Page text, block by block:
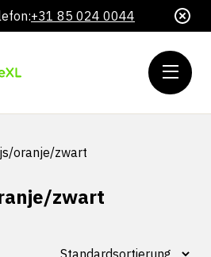
+31 85 024 0044
oranje/zwart
zwart